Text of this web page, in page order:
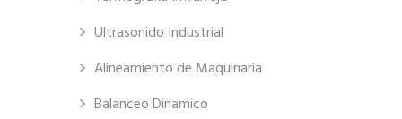
Ultrasonido Industrial
Alineamiento de Maquinaria
Balanceo Dinamico